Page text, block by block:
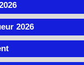
2026